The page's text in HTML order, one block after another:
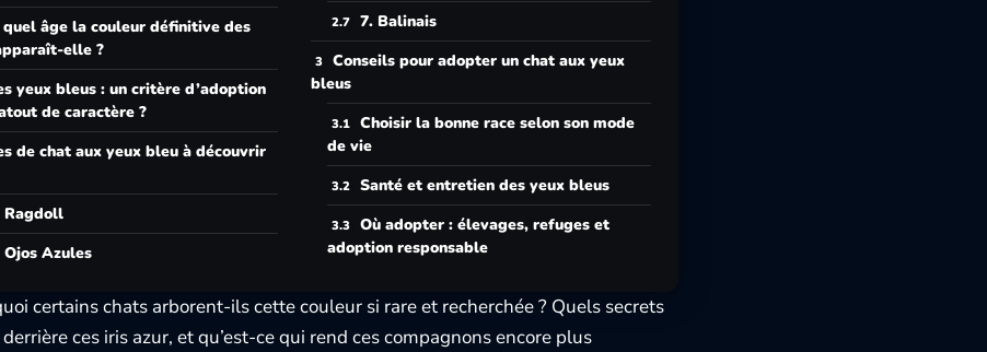
âge la couleur définitive des
elle ?
yeux bleus : un critère d’adoption
de caractère ?
de chat aux yeux bleu à découvrir
Ragdoll
Ojos Azules
7. Balinais
Conseils pour adopter un chat aux yeux
bleus
Choisir la bonne race selon son mode
de vie
Santé et entretien des yeux bleus
Où adopter : élevages, refuges et
adoption responsable
certains chats arborent-ils cette couleur si rare et recherchée ? Quels secrets
ces iris azur, et qu’est-ce qui rend ces compagnons encore plus